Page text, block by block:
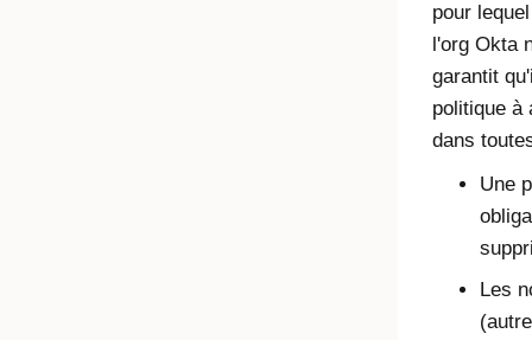
pour
l'org Okta
garantit
politique à
dans
Une
Les